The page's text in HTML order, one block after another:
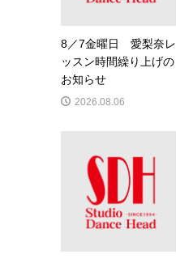
8／7金曜日 愛梨奈レ
ッスン時間繰り上げの
お知らせ
2026.08.06